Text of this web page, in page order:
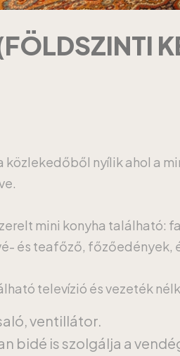
közlekedőből nyílik ahol a
mini konyha található:
és teafőző, főzőedények,
televízió és vezeték
ventillátor.
bidé is szolgálja a